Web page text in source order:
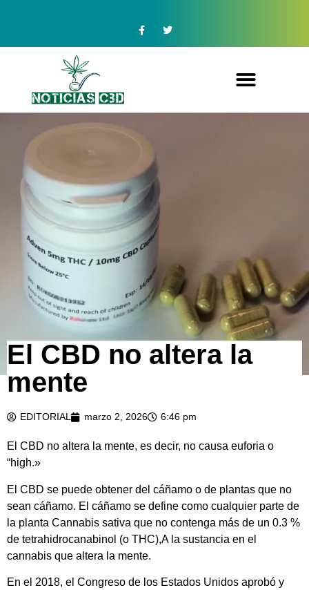
El CBD no altera la
mente
EDITORIAL marzo 2, 2026 6:46 pm
El CBD no altera la mente, es decir, no causa euforia o
“high.»
El CBD se puede obtener del cáñamo o de plantas que no
sean cáñamo. El cáñamo se define como cualquier parte de
la planta Cannabis sativa que no contenga más de un 0.3 %
de tetrahidrocanabinol (o THC),A la sustancia en el
cannabis que altera la mente.
En el 2018, el Congreso de los Estados Unidos aprobó y